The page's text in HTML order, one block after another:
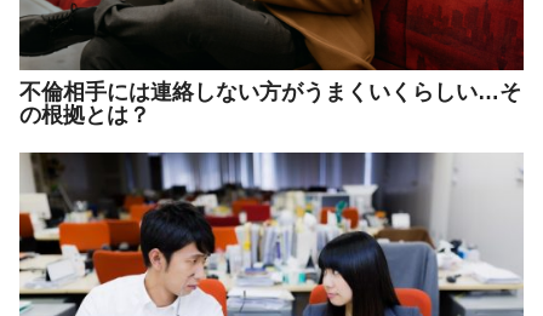
不倫相手には連絡しない方がうまくいくらしい…そ
の根拠とは？